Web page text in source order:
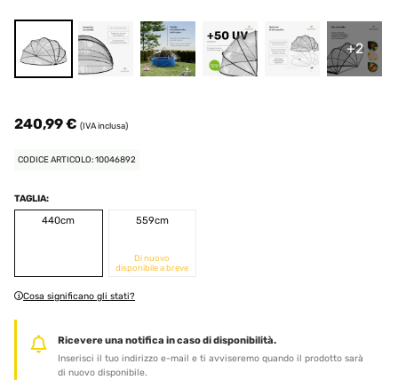
+2
240,99 € (IVA inclusa)
CODICE ARTICOLO: 10046892
TAGLIA:
440cm
559cm
Di nuovo
disponibile a breve
Cosa significano gli stati?
Ricevere una notifica in caso di disponibilità.
Inserisci il tuo indirizzo e-mail e ti avviseremo quando il prodotto sarà
di nuovo disponibile.